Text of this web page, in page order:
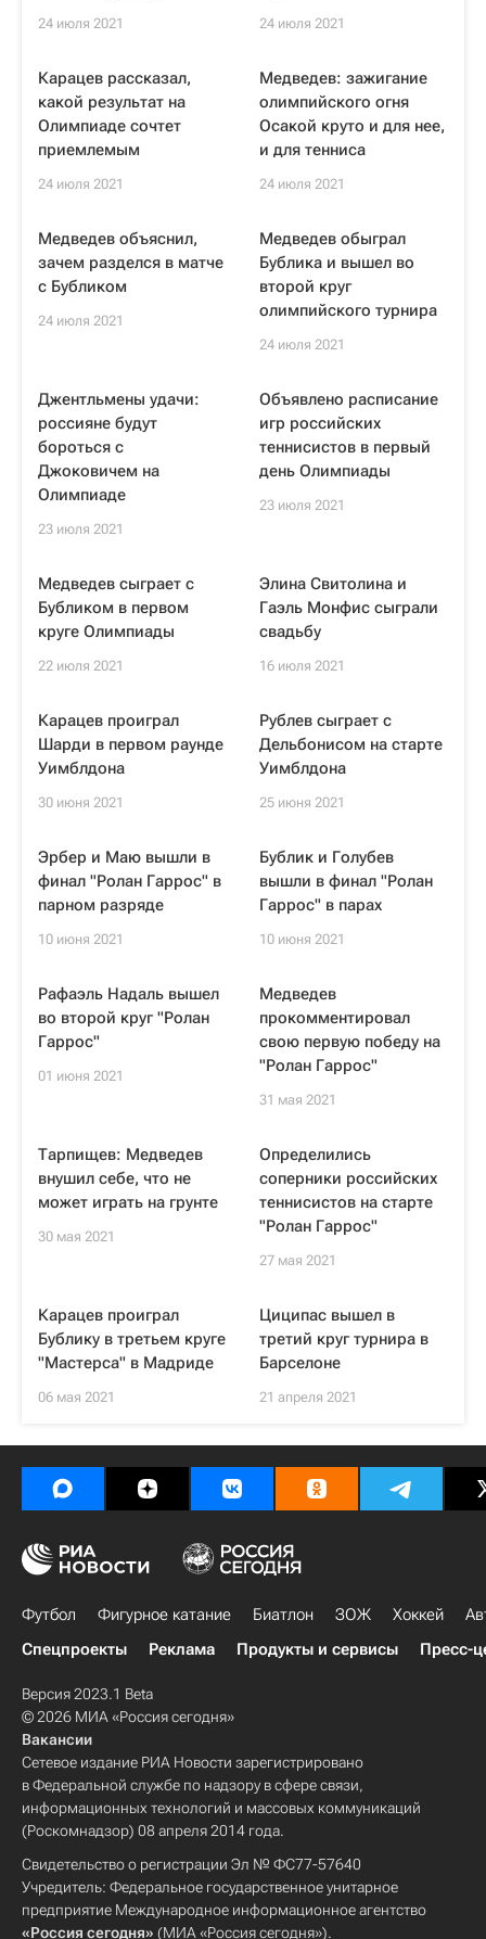
24 июля 2021 24 июля 2021
Карацев рассказал,
какой результат на
Олимпиаде сочтет
приемлемым
24 июля 2021
Медведев: зажигание
олимпийского огня
Осакой круто и для нее,
и для тенниса
24 июля 2021
Медведев объяснил,
зачем разделся в матче
с Бубликом
24 июля 2021
Медведев обыграл
Бублика и вышел во
второй круг
олимпийского турнира
24 июля 2021
Джентльмены удачи:
россияне будут
бороться с
Джоковичем на
Олимпиаде
23 июля 2021
Объявлено расписание
игр российских
теннисистов в первый
день Олимпиады
23 июля 2021
Медведев сыграет с
Бубликом в первом
круге Олимпиады
22 июля 2021
Элина Свитолина и
Гаэль Монфис сыграли
свадьбу
16 июля 2021
Карацев проиграл
Шарди в первом раунде
Уимблдона
30 июня 2021
Рублев сыграет с
Дельбонисом на старте
Уимблдона
25 июня 2021
Эрбер и Маю вышли в
финал "Ролан Гаррос" в
парном разряде
10 июня 2021
Бублик и Голубев
вышли в финал "Ролан
Гаррос" в парах
10 июня 2021
Рафаэль Надаль вышел
во второй круг "Ролан
Гаррос"
01 июня 2021
Медведев
прокомментировал
свою первую победу на
"Ролан Гаррос"
31 мая 2021
Тарпищев: Медведев
внушил себе, что не
может играть на грунте
30 мая 2021
Определились
соперники российских
теннисистов на старте
"Ролан Гаррос"
27 мая 2021
Карацев проиграл
Бублику в третьем круге
"Мастерса" в Мадриде
06 мая 2021
Циципас вышел в
третий круг турнира в
Барселоне
21 апреля 2021
Футбол Фигурное катание Биатлон ЗОЖ Хоккей
Спецпроекты
Реклама Продукты и сервисы Пресс-
Версия 2023.1 Beta
© 2026 МИА «Россия сегодня»
Вакансии
Сетевое издание РИА Новости зарегистрировано
в Федеральной службе по надзору в сфере связи,
информационных технологий и массовых коммуникаций
(Роскомнадзор) 08 апреля 2014 года.
Свидетельство о регистрации Эл № ФС77-57640
Учредитель: Федеральное государственное унитарное
предприятие Международное информационное агентство
«Россия сегодня» (МИА «Россия сегодня»).